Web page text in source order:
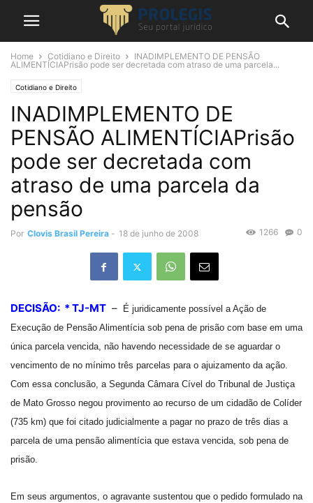
Home Cotidiano e Direito
INADIMPLEMENTO DE PENSÃO
ALIMENTÍCIAPrisão pode ser decretada com atraso de uma parcela...
Cotidiano e Direito
INADIMPLEMENTO DE
PENSÃO ALIMENTÍCIAPrisão
pode ser decretada com
atraso de uma parcela da
pensão
Por Clovis Brasil Pereira - 18 de junho de 2008 0
1266
DECISÃO: * TJ-MT –
É juridicamente possível a Ação de
Execução de Pensão Alimentícia sob pena de prisão com base em uma
única parcela vencida, não havendo necessidade de se aguardar o
vencimento de no mínimo três parcelas para o ajuizamento da ação.
Com essa conclusão, a Segunda Câmara Cível do Tribunal de Justiça
de Mato Grosso negou provimento ao recurso de um cidadão de Colíder
(735 km) que foi citado judicialmente a pagar no prazo de três dias a
parcela de uma pensão alimentícia que estava vencida, sob pena de
prisão.
Em seus argumentos, o agravante sustentou que o pedido formulado na